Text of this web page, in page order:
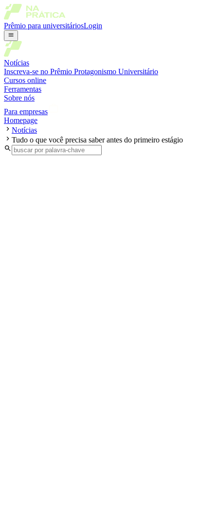
Prêmio para universitáriosLogin
Notícias
Inscreva-se no Prêmio Protagonismo Universitário
Cursos online
Ferramentas
Sobre nós
Para empresas
Homepage
Notícias
Tudo o que você precisa saber antes do primeiro estágio